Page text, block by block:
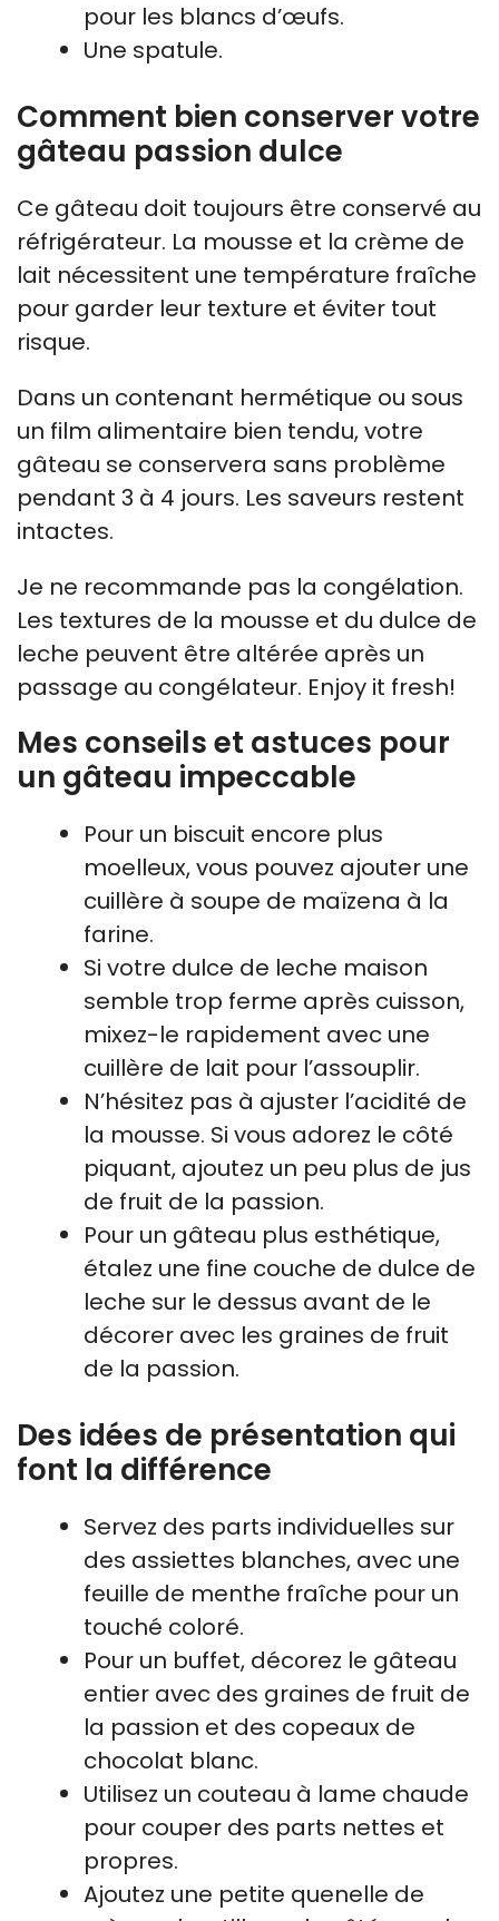
pour les blancs d’œufs.
Une spatule.
Comment bien conserver votre
gâteau passion dulce
Ce gâteau doit toujours être conservé au
réfrigérateur. La mousse et la crème de
lait nécessitent une température fraîche
pour garder leur texture et éviter tout
risque.
Dans un contenant hermétique ou sous
un film alimentaire bien tendu, votre
gâteau se conservera sans problème
pendant 3 à 4 jours. Les saveurs restent
intactes.
Je ne recommande pas la congélation.
Les textures de la mousse et du dulce de
leche peuvent être altérée après un
passage au congélateur. Enjoy it fresh!
Mes conseils et astuces pour
un gâteau impeccable
Pour un biscuit encore plus
moelleux, vous pouvez ajouter une
cuillère à soupe de maïzena à la
farine.
Si votre dulce de leche maison
semble trop ferme après cuisson,
mixez-le rapidement avec une
cuillère de lait pour l’assouplir.
N’hésitez pas à ajuster l’acidité de
la mousse. Si vous adorez le côté
piquant, ajoutez un peu plus de jus
de fruit de la passion.
Pour un gâteau plus esthétique,
étalez une fine couche de dulce de
leche sur le dessus avant de le
décorer avec les graines de fruit
de la passion.
Des idées de présentation qui
font la différence
Servez des parts individuelles sur
des assiettes blanches, avec une
feuille de menthe fraîche pour un
touché coloré.
Pour un buffet, décorez le gâteau
entier avec des graines de fruit de
la passion et des copeaux de
chocolat blanc.
Utilisez un couteau à lame chaude
pour couper des parts nettes et
propres.
Ajoutez une petite quenelle de